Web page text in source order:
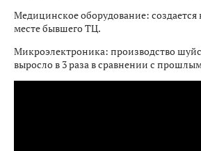
Медицинское оборудование:
месте бывшего ТЦ.
Микроэлектроника: производство
выросло в 3 раза в сравнении с